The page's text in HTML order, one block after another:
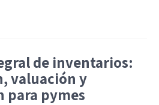
de inventarios:
valuación y
para pymes